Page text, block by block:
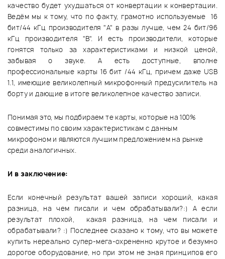
качество будет ухудшаться от конвертации к конвертации.
Ведём мы к тому, что по факту, грамотно используемые 16
бит/44 кГц производителя "A" в разы лучше, чем 24 бит/96
кГц производителя "B". И есть производители, которые
гонятся только за характеристиками и низкой ценой,
забывая о звуке. А есть доступные, вполне
профессиональные карты 16 бит /44 кГц, причем даже USB
1.1, имеющие великолепный микрофонный предусилитель на
борту и дающие в итоге великолепное качество записи.
Понимая это, мы подбираем те карты, которые на 100%
совместимы по своим характеристикам с данным
микрофоном и являются лучшим предложением на рынке
среди аналогичных.
И в заключение:
Если конечный результат вашей записи хороший, какая
разница, на чем писали и чем обрабатывали?:) А если
результат плохой, какая разница, на чем писали и
обрабатывали? :) Последнее сказано к тому, что вы можете
купить нереально супер-мега-охрененно крутое и безумно
дорогое оборудование, но при этом не зная принципов его